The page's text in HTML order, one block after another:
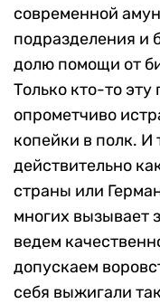
современной
подразделения и
долю помощи от
Только кто-то
опрометчиво
копейки в полк. И
действительно
страны или
многих вызывает
ведем
допускаем
себя выжигали